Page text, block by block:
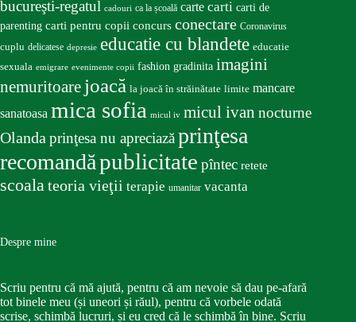
bucureşti-regatul cadouri ca la școală carte carti carti de
parenting carti pentru copii concurs conectare Coronavirus
cuplu delicatese depresie educatie cu blandete educatie
sexuala emigrare evenimente copii fashion gradinita imagini
nemuritoare joacă la joacă în străinătate limite mancare
sanatoasa mica sofia micul iv micul ivan nocturne
Olandaprinţesa nu apreciazăprinţesa
recomandăpublicitate pîntec retete
scoalateoria vieţii terapie umanitar vacanta
Despre mine
Scriu pentru că mă ajută, pentru că am nevoie să dau pe-afară
tot binele meu (și uneori și răul), pentru că vorbele odată
scrise, schimbă lucruri, și eu cred că le schimbă în bine. Scriu